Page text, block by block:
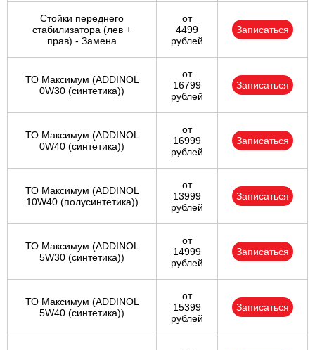
Стойки переднего
стабилизатора (лев +
прав) - Замена
от
4499
рублей
Записаться
ТО Максимум (ADDINOL
0W30 (синтетика))
от
16799
рублей
Записаться
ТО Максимум (ADDINOL
0W40 (синтетика))
от
16999
рублей
Записаться
ТО Максимум (ADDINOL
10W40 (полусинтетика))
от
13999
рублей
Записаться
ТО Максимум (ADDINOL
5W30 (синтетика))
от
14999
рублей
Записаться
ТО Максимум (ADDINOL
5W40 (синтетика))
от
15399
рублей
Записаться